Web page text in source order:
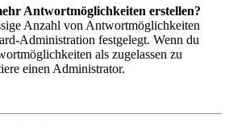
Antwortmöglichkeiten erstellen?
Anzahl von Antwortmöglichkeiten
Administration festgelegt. Wenn du
als zugelassen zu
einen Administrator.